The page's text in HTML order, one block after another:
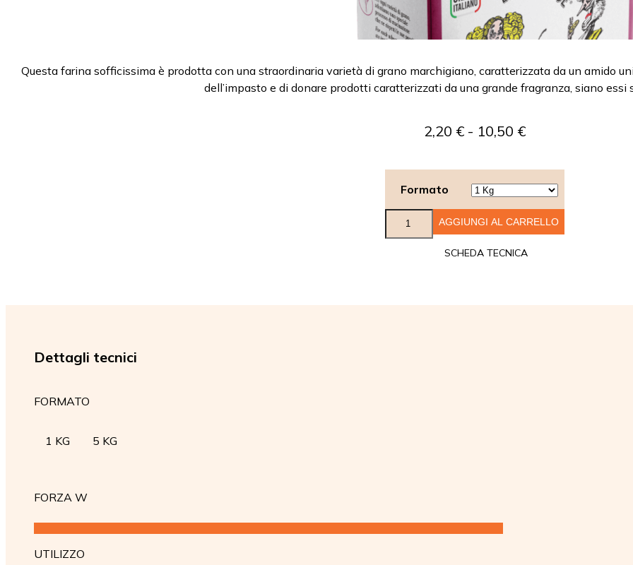
Questa farina sofficissima è prodotta con una straordinaria varietà di grano marchigiano, caratterizzata da un amido
dell’impasto e di donare prodotti caratterizzati da una grande fragranza, siano essi
2,20 € - 10,50 €Fascia
prezzo:
da
2,20 €
a
10,50 €
Formato
Dolci
AGGIUNGI AL CARRELLO
SCHEDA TECNICA
Dettagli tecnici
FORMATO
1 KG 5 KG
FORZA W
UTILIZZO